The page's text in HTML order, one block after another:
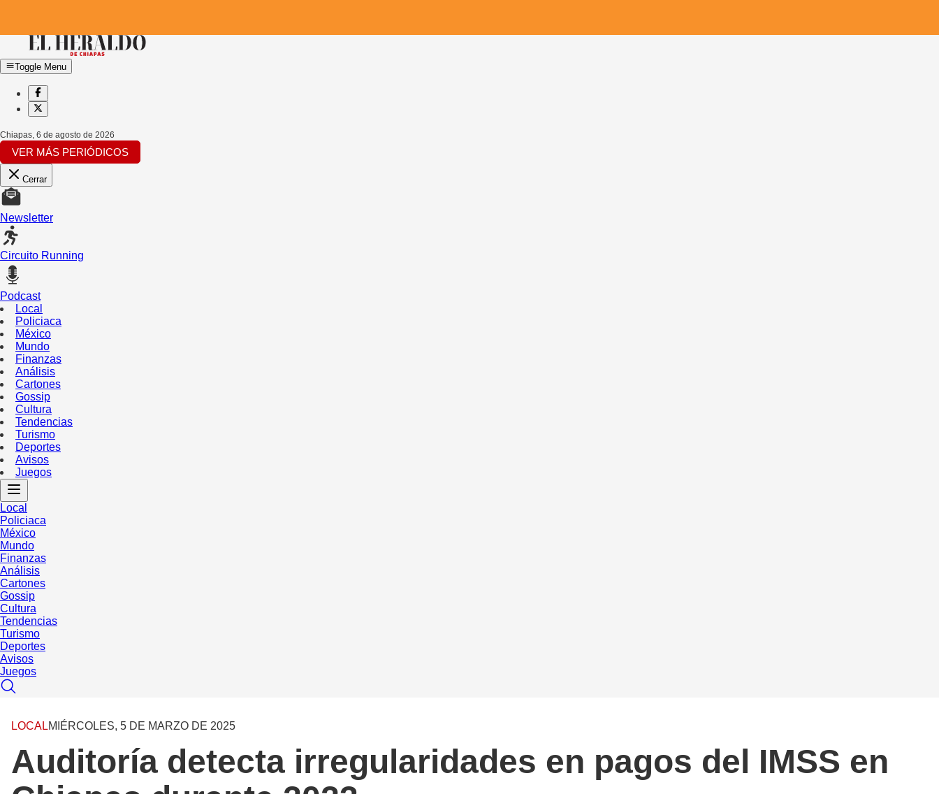
Toggle Menu
Chiapas, 6 de agosto de 2026
VER MÁS PERIÓDICOS
Cerrar
Newsletter
Circuito Running
Podcast
Local
Policiaca
México
Mundo
Finanzas
Análisis
Cartones
Gossip
Cultura
Tendencias
Turismo
Deportes
Avisos
Juegos
Local
Policiaca
México
Mundo
Finanzas
Análisis
Cartones
Gossip
Cultura
Tendencias
Turismo
Deportes
Avisos
Juegos
LOCALMIÉRCOLES, 5 DE MARZO DE 2025
Auditoría detecta irregularidades en pagos del IMSS en